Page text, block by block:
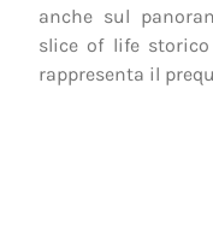
anche sul
slice of life storico
rappresenta il